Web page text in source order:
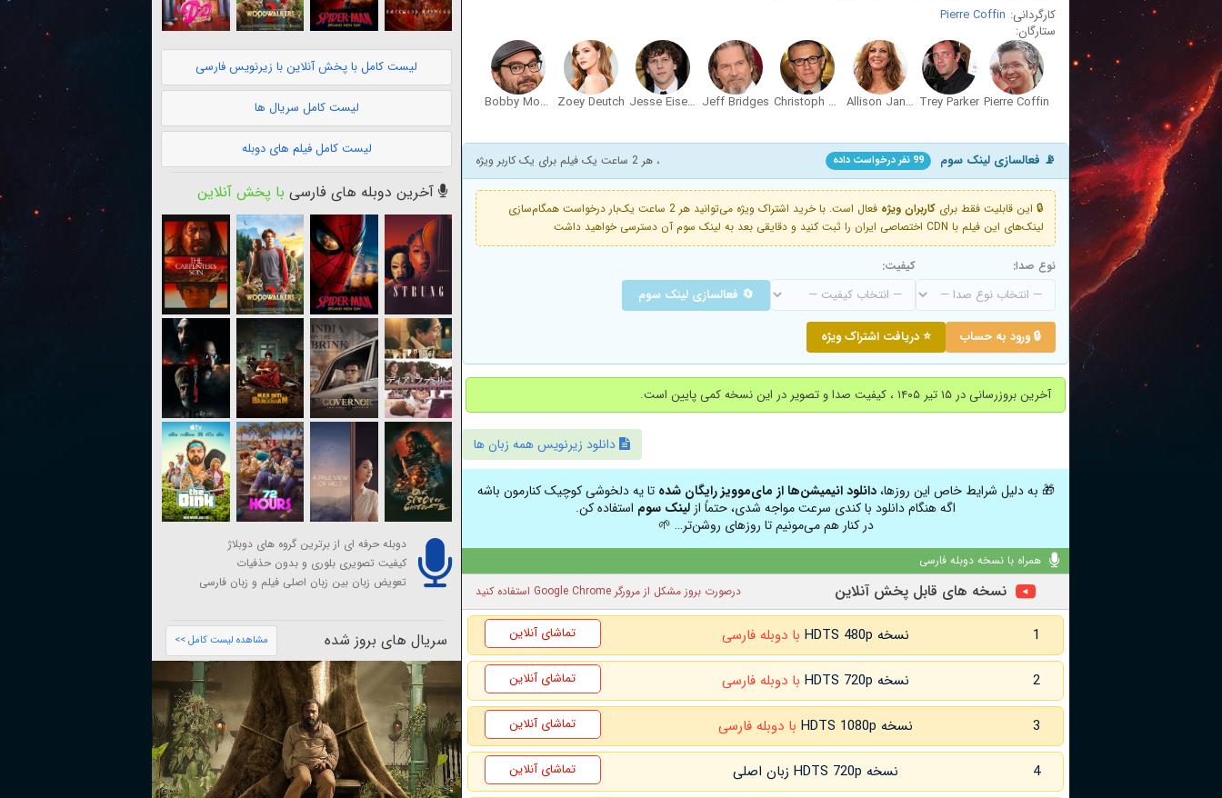
کارگردانی: Pierre Coffin
ستارگان:
Pierre Coffin
Trey Parker
Allison Janney
Christoph Waltz
Jeff Bridges
Jesse Eisenberg
Zoey Deutch
Bobby Moynihan
📡 فعالسازی لینک سوم 99 نفر درخواست داده ، هر 2 ساعت یک فیلم برای یک کاربر ویژه
🔒 این قابلیت فقط برای کاربران ویژه
فعال است. با خرید اشتراک ویژه می‌توانید هر 2 ساعت یک‌بار درخواست همگام‌سازی
لینک‌های این فیلم با CDN اختصاصی ایران را ثبت کنید و دقایقی بعد به لینک سوم آن دسترسی خواهید داشت
نوع صدا: کیفیت:
🔄 فعالسازی لینک سوم
🔒 ورود به حساب ⭐ دریافت اشتراک ویژه
آخرین بروزرسانی در ۱۵ تیر ۱۴۰۵ ، کیفیت صدا و تصویر در این نسخه کمی پایین است.
دانلود زیرنویس همه زبان ها
🎁 به دلیل شرایط خاص این روزها،دانلود انیمیشن‌ها از مای‌موویز رایگان شده تا یه دلخوشی کوچیک کنارمون باشه
اگه هنگام دانلود با کندی سرعت مواجه شدی، حتماً از لینک سوم استفاده کن.
در کنار هم می‌مونیم تا روزهای روشن‌تر… 🌱
همراه با نسخه دوبله فارسی
نسخه های قابل پخش آنلاین درصورت بروز مشکل از مرورگر Google Chrome استفاده کنید
1 نسخه HDTS 480p با دوبله فارسی تماشای آنلاین
2 نسخه HDTS 720p با دوبله فارسی تماشای آنلاین
3 نسخه HDTS 1080p با دوبله فارسی تماشای آنلاین
4 نسخه HDTS 720p زبان اصلی تماشای آنلاین
لیست کامل با پخش آنلاین با زیرنویس فارسی
لیست کامل سریال ها
لیست کامل فیلم های دوبله
آخرین دوبله های فارسی با پخش آنلاین
دوبله حرفه ای از برترین گروه های دوبلاژ
کیفیت تصویری بلوری و بدون حذفیات
تعویض زبان بین زبان اصلی فیلم و زبان فارسی
سریال های بروز شده مشاهده لیست کامل >>